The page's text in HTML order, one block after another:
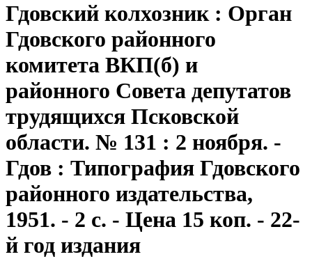
Гдовский колхозник: Орган
Гдовского районного
комитета ВКП(б) и
районного Совета депутатов
трудящихся Псковской
области. № 131 : 2 ноября. -
Гдов : Типография Гдовского
районного издательства,
1951. - 2 с. - Цена 15 коп. - 22-
й год издания